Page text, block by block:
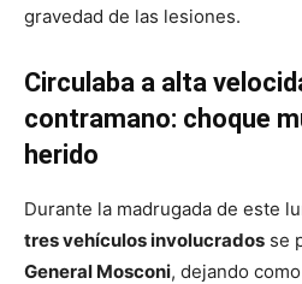
gravedad de las lesiones.
Circulaba a alta
contramano: choque
herido
Durante la madrugada de este
tres vehículos involucrados se
General Mosconi, dejando